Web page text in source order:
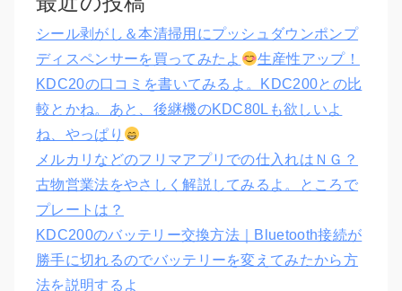
シール剥がし＆本清掃用にプッシュダウンポンプ
ディスペンサーを買ってみたよ
生産性アップ！
KDC20の口コミを書いてみるよ。KDC200との比
較とかね。あと、後継機のKDC80Lも欲しいよ
ね、やっぱり
メルカリなどのフリマアプリでの仕入れはＮＧ？
古物営業法をやさしく解説してみるよ。ところで
プレートは？
KDC200のバッテリー交換方法｜Bluetooth接続が
勝手に切れるのでバッテリーを変えてみたから方
法を説明するよ